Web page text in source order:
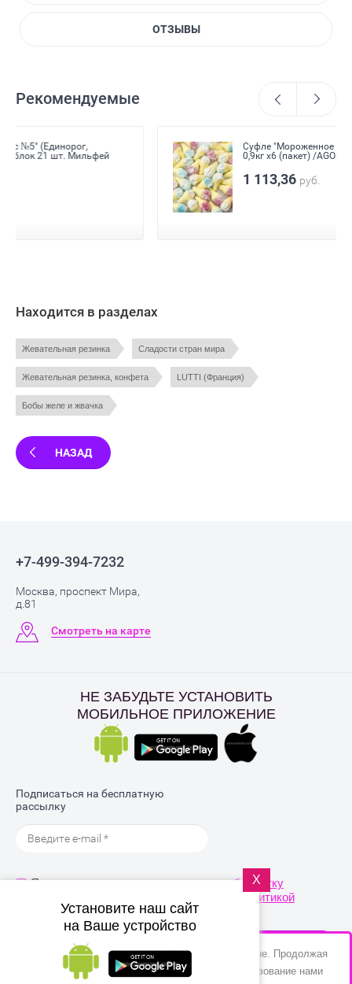
ОТЗЫВЫ
Рекомендуемые
Суфле "Мороженное мини 6гр" (разноцветное)
0,9кг х6 (пакет) /AGOSTINO BULGARI Италия/
руб.
Находится в разделах
Жевательная резинка Сладости стран мира
Жевательная резинка, конфета LUTTI (Франция)
Бобы желе и жвачка
НАЗАД
+7-499-394-7232
Москва, проспект Мира,
д.81
Смотреть на карте
НЕ ЗАБУДЬТЕ УСТАНОВИТЬ
МОБИЛЬНОЕ ПРИЛОЖЕНИЕ
Подписаться на бесплатную
рассылку
Я выражаюсогласие на передачу и обработку
Политикой
конфиденциальности
Этот сайт использует файлы cookie и метаданные. Продолжая
просматривать его, вы соглашаетесь на использование нами
X
Установите наш сайт
на Ваше устройство